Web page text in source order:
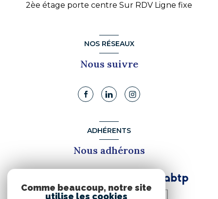
2èe étage porte centre Sur RDV Ligne fixe
NOS RÉSEAUX
Nous suivre
ADHÉRENTS
Nous adhérons
Comme beaucoup, notre site
utilise les cookies